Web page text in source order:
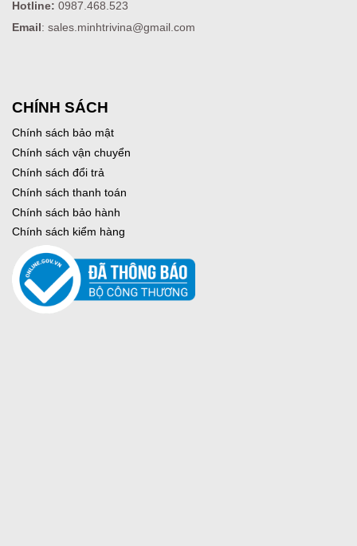
Hotline: 0987.468.523
Email: sales.minhtrivina@gmail.com
CHÍNH SÁCH
Chính sách bảo mật
Chính sách vận chuyển
Chính sách đổi trả
Chính sách thanh toán
Chính sách bảo hành
Chính sách kiểm hàng